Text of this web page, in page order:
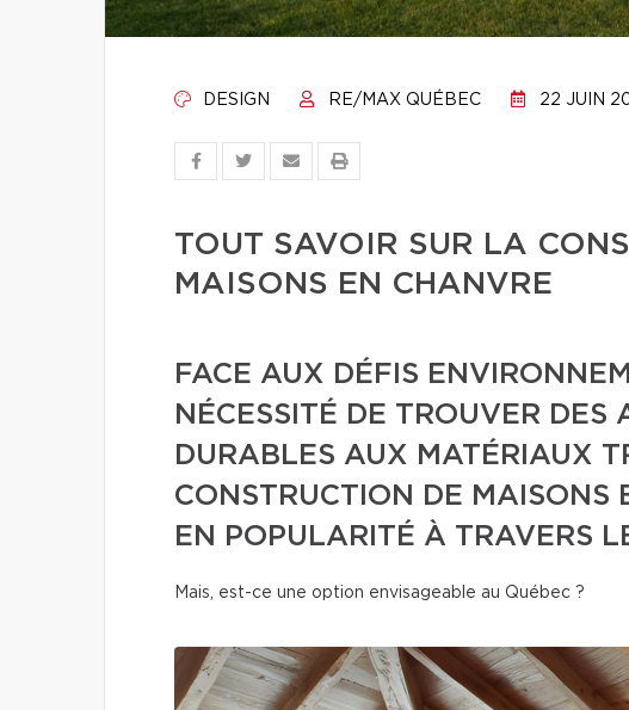
DESIGN RE/MAX QUÉBEC 22 JUIN
TOUT SAVOIR SUR LA
MAISONS EN CHANVRE
FACE AUX DÉFIS
NÉCESSITÉ DE TROUVER DES
DURABLES AUX MATÉRIAUX
CONSTRUCTION DE MAISONS
EN POPULARITÉ À TRAVERS
Mais, est-ce une option envisageable au Québec ?